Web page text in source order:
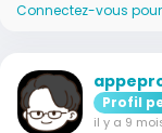
Connectez-vous
Profil
il y a 9